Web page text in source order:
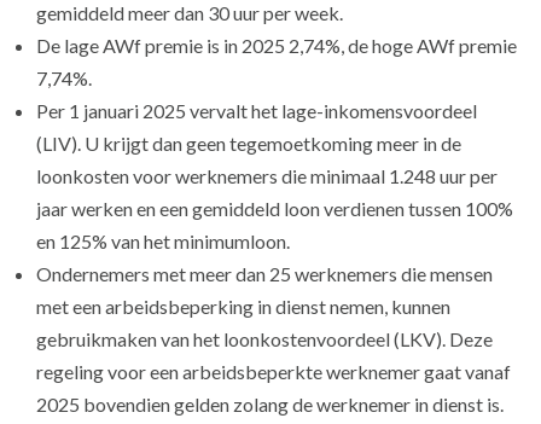
gemiddeld meer dan 30 uur per week.
De lage AWf premie is in 2025 2,74%, de hoge AWf premie
7,74%.
Per 1 januari 2025 vervalt het lage-inkomensvoordeel
(LIV). U krijgt dan geen tegemoetkoming meer in de
loonkosten voor werknemers die minimaal 1.248 uur per
jaar werken en een gemiddeld loon verdienen tussen 100%
en 125% van het minimumloon.
Ondernemers met meer dan 25 werknemers die mensen
met een arbeidsbeperking in dienst nemen, kunnen
gebruikmaken van het loonkostenvoordeel (LKV). Deze
regeling voor een arbeidsbeperkte werknemer gaat vanaf
2025 bovendien gelden zolang de werknemer in dienst is.